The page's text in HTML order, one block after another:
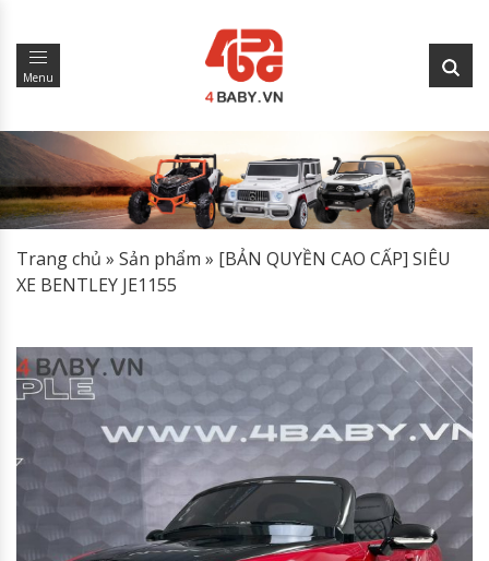
Menu
Trang chủ » Sản phẩm » [BẢN QUYỀN CAO CẤP] SIÊU
XE BENTLEY JE1155